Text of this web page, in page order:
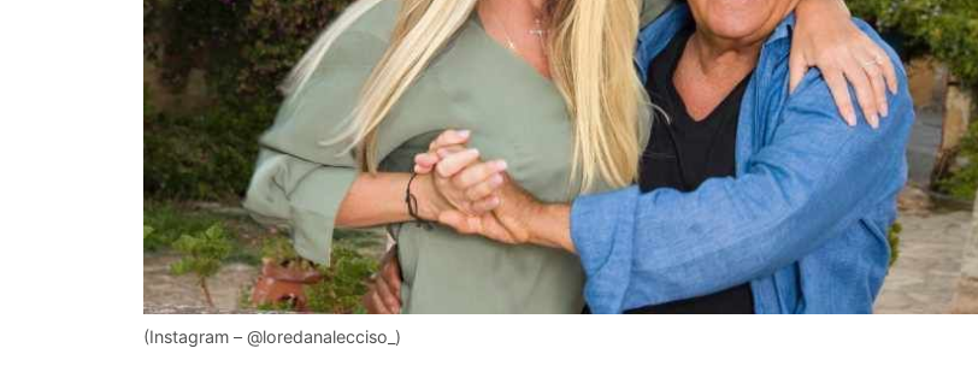
(Instagram – @loredanalecciso_)